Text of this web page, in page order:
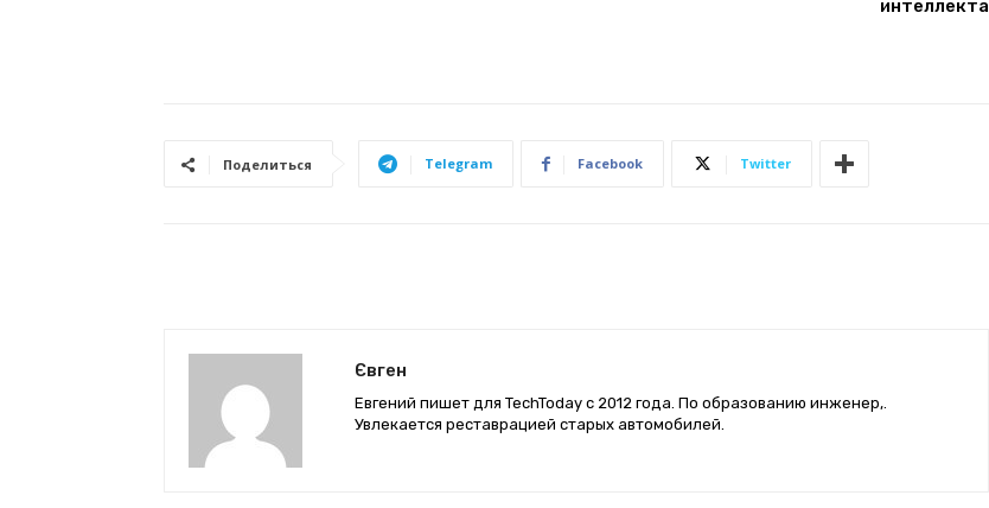
интеллекта
Поделиться Telegram Facebook Twitter
Євген
Евгений пишет для TechToday с 2012 года. По образованию инженер,.
Увлекается реставрацией старых автомобилей.